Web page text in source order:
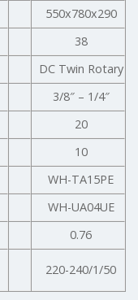
550x780x290
38
DC Twin Rotary
3/8″ – 1/4″
20
10
WH-TA15PE
WH-UA04UE
0.76
220-240/1/50